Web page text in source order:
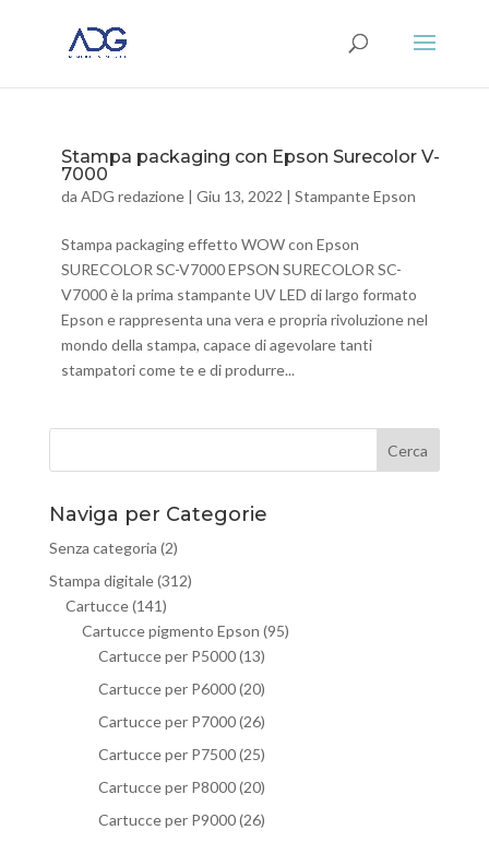
Stampa packaging con Epson Surecolor V-
7000
da ADG redazione| Giu 13, 2022 | Stampante Epson
Stampa packaging effetto WOW con Epson
SURECOLOR SC-V7000 EPSON SURECOLOR SC-
V7000 è la prima stampante UV LED di largo formato
Epson e rappresenta una vera e propria rivoluzione nel
mondo della stampa, capace di agevolare tanti
stampatori come te e di produrre...
Naviga per Categorie
Senza categoria (2)
Stampa digitale(312)
Cartucce(141)
Cartucce pigmento Epson (95)
Cartucce per P5000(13)
Cartucce per P6000(20)
Cartucce per P7000(26)
Cartucce per P7500(25)
Cartucce per P8000(20)
Cartucce per P9000(26)